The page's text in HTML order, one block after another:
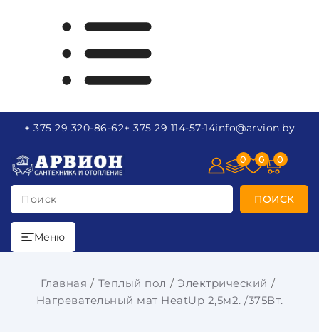
+ 375 29 320-86-62+ 375 29 114-57-14info@arvion.by
Поиск ПОИСК
0 0 0
Меню
Главная Теплый пол
Электрический
Нагревательный мат HeatUp 2,5м2. /375Вт.